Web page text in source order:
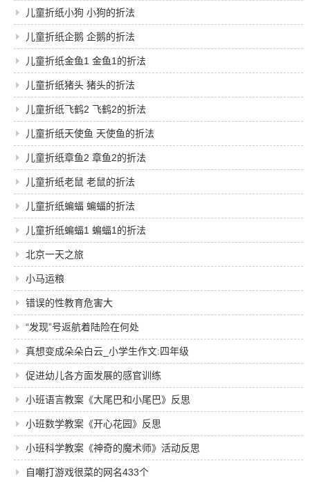
儿童折纸小狗 小狗的折法
儿童折纸企鹅 企鹅的折法
儿童折纸金鱼1 金鱼1的折法
儿童折纸猪头 猪头的折法
儿童折纸飞鹤2 飞鹤2的折法
儿童折纸天使鱼 天使鱼的折法
儿童折纸章鱼2 章鱼2的折法
儿童折纸老鼠 老鼠的折法
儿童折纸蝙蝠 蝙蝠的折法
儿童折纸蝙蝠1 蝙蝠1的折法
北京一天之旅
小马运粮
错误的性教育危害大
“发现”号返航着陆险在何处
真想变成朵朵白云_小学生作文:四年级
促进幼儿各方面发展的感官训练
小班语言教案《大尾巴和小尾巴》反思
小班数学教案《开心花园》反思
小班科学教案《神奇的魔术师》活动反思
自嘲打游戏很菜的网名433个